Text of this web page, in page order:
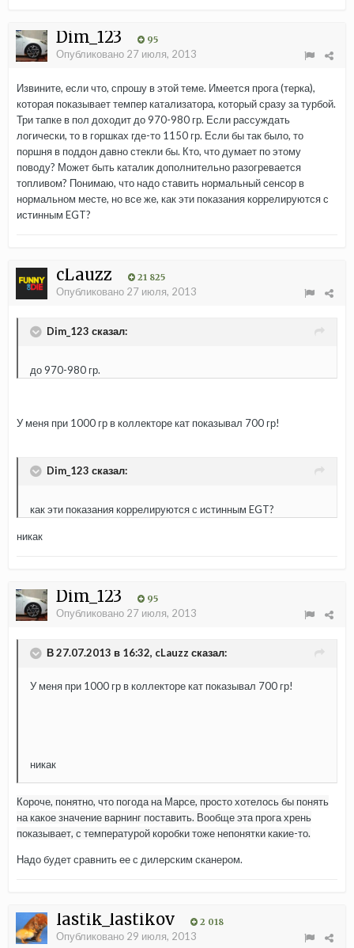
Dim_123 95
Опубликовано 27 июля, 2013
Извините, если что, спрошу в этой теме. Имеется прога (терка),
которая показывает темпер катализатора, который сразу за турбой.
Три тапке в пол доходит до 970-980 гр. Если рассуждать
логически, то в горшках где-то 1150 гр. Если бы так было, то
поршня в поддон давно стекли бы. Кто, что думает по этому
поводу? Может быть каталик дополнительно разогревается
топливом? Понимаю, что надо ставить нормальный сенсор в
нормальном месте, но все же, как эти показания коррелируются с
истинным EGT?
cLauzz 21 825
Опубликовано 27 июля, 2013
Dim_123 сказал:
до 970-980 гр.
У меня при 1000 гр в коллекторе кат показывал 700 гр!
Dim_123 сказал:
как эти показания коррелируются с истинным EGT?
никак
Dim_123 95
Опубликовано 27 июля, 2013
В 27.07.2013 в 16:32, cLauzz сказал:
У меня при 1000 гр в коллекторе кат показывал 700 гр!
никак
Короче, понятно, что погода на Марсе, просто хотелось бы понять
на какое значение варнинг поставить. Вообще эта прога хрень
показывает, с температурой коробки тоже непонятки какие-то.
Надо будет сравнить ее с дилерским сканером.
lastik_lastikov 2 018
Опубликовано 29 июля, 2013